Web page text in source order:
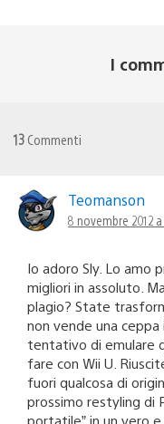
I
13 Commenti
Teomanson
8 novembre 2012 a
Io adoro Sly. Lo amo
migliori in assoluto.
plagio? State
non vende una
tentativo di emulare
fare con Wii U.
fuori qualcosa di
prossimo restyling di
portatile” in un vero